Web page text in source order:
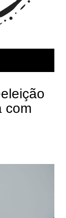
com